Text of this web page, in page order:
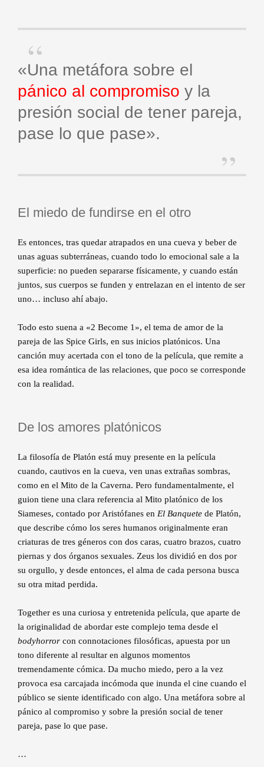
«Una metáfora sobre el
pánico al compromiso y la
presión social de tener pareja,
pase lo que pase».
El miedo de fundirse en el otro
Es entonces, tras quedar atrapados en una cueva y beber de
unas aguas subterráneas, cuando todo lo emocional sale a la
superficie: no pueden separarse físicamente, y cuando están
juntos, sus cuerpos se funden y entrelazan en el intento de ser
uno… incluso ahí abajo.
Todo esto suena a «2 Become 1», el tema de amor de la
pareja de las Spice Girls, en sus inicios platónicos. Una
canción muy acertada con el tono de la película, que remite a
esa idea romántica de las relaciones, que poco se corresponde
con la realidad.
De los amores platónicos
La filosofía de Platón está muy presente en la película
cuando, cautivos en la cueva, ven unas extrañas sombras,
como en el Mito de la Caverna. Pero fundamentalmente, el
guion tiene una clara referencia al Mito platónico de los
Siameses, contado por Aristófanes en El Banquete de Platón,
que describe cómo los seres humanos originalmente eran
criaturas de tres géneros con dos caras, cuatro brazos, cuatro
piernas y dos órganos sexuales. Zeus los dividió en dos por
su orgullo, y desde entonces, el alma de cada persona busca
su otra mitad perdida.
Together es una curiosa y entretenida película, que aparte de
la originalidad de abordar este complejo tema desde el
bodyhorror con connotaciones filosóficas, apuesta por un
tono diferente al resultar en algunos momentos
tremendamente cómica. Da mucho miedo, pero a la vez
provoca esa carcajada incómoda que inunda el cine cuando el
público se siente identificado con algo. Una metáfora sobre al
pánico al compromiso y sobre la presión social de tener
pareja, pase lo que pase.
…